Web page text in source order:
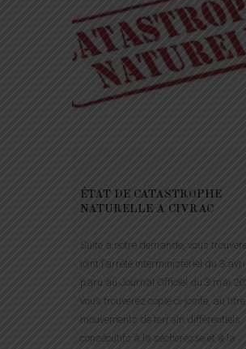
ÉTAT DE CATASTROPHE
NATURELLE A CIVRAC
Suite à notre demande, vous
joint l’arrêté interministériel du 3
paru au Journal Officiel du 3 mai
vous trouverez copie ci-jointe, au
mouvements de terrain différentiels
consécutifs à la sécheresse et à la